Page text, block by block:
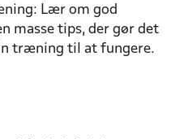
Lær om god
masse tips, der gør det
træning til at fungere.